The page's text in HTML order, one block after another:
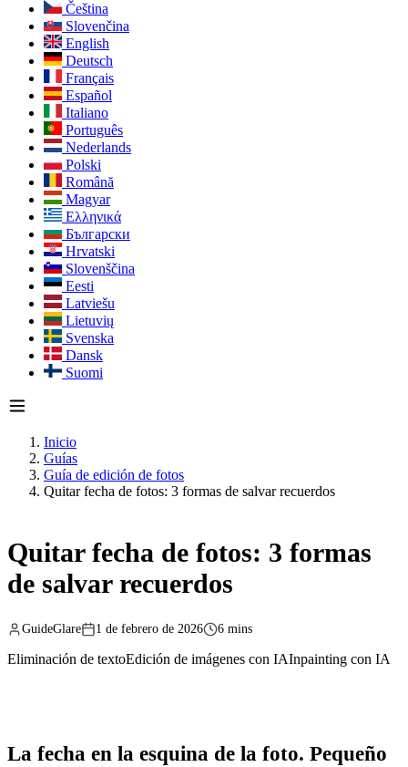
Čeština
Slovenčina
English
Deutsch
Français
Español
Italiano
Português
Nederlands
Polski
Română
Magyar
Ελληνικά
Български
Hrvatski
Slovenščina
Eesti
Latviešu
Lietuvių
Svenska
Dansk
Suomi
Inicio
Guías
Guía de edición de fotos
Quitar fecha de fotos: 3 formas de salvar recuerdos
Quitar fecha de fotos: 3 formas
de salvar recuerdos
GuideGlare 1 de febrero de 2026 6 mins
Eliminación de textoEdición de imágenes con IAInpainting con IA
La fecha en la esquina de la foto. Pequeño